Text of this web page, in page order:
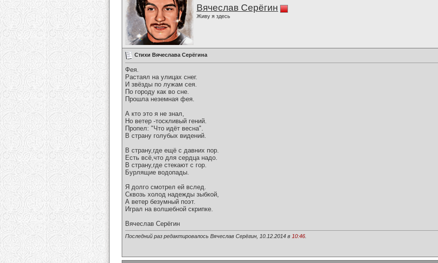
Вячеслав Серёгин
Живу я здесь
Стихи Вячеслава Серёгина
Фея.
Растаял на улицах снег.
И звёзды по лужам сея.
По городу как во сне.
Прошла неземная фея.
А кто это я не знал,
Но ветер -тоскливый гений.
Пропел: "Что идёт весна".
В страну голубых видений.
В страну,где ещё с давних пор.
Есть всё,что для сердца надо.
В страну,где стекают с гор.
Бурлящие водопады.
Я долго смотрел ей вслед.
Сквозь холод надежды зыбкой,
А ветер безумный поэт.
Играл на волшебной скрипке.
Вячеслав Серёгин
Последний раз редактировалось Вячеслав Серёгин, 10.12.2014 в 10:46